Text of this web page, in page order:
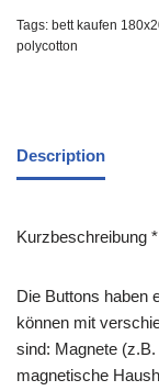
Tags: bett kaufen
polycotton
Description
Kurzbeschreibung *
Die Buttons haben
können mit
sind: Magnete
magnetische